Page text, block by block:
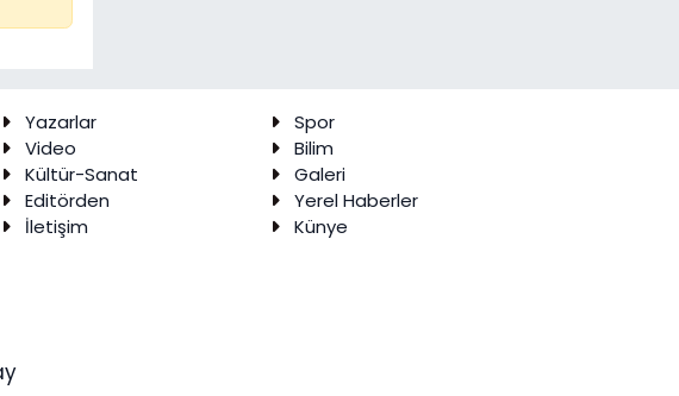
Yazarlar
Spor
Video
Bilim
Kültür-Sanat
Galeri
Editörden
Yerel Haberler
İletişim
Künye